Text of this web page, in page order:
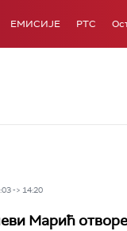
ЕМИСИЈЕ РТС
-> 14:20
Марић